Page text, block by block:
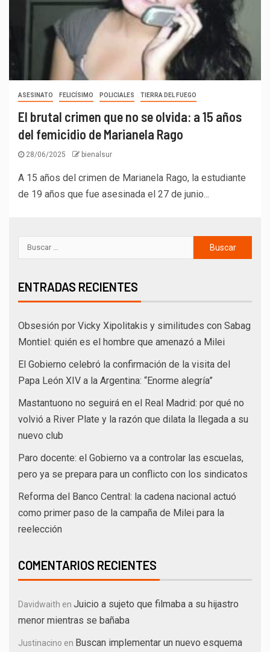
ASESINATO FELICÍSIMO POLICIALES TIERRA DEL FUEGO
El brutal crimen que no se olvida: a 15 años
del femicidio de Marianela Rago
28/06/2025 bienalsur
A 15 años del crimen de Marianela Rago, la estudiante
de 19 años que fue asesinada el 27 de junio...
ENTRADAS RECIENTES
Obsesión por Vicky Xipolitakis y similitudes con Sabag
Montiel: quién es el hombre que amenazó a Milei
El Gobierno celebró la confirmación de la visita del
Papa León XIV a la Argentina: “Enorme alegría”
Mastantuono no seguirá en el Real Madrid: por qué no
volvió a River Plate y la razón que dilata la llegada a su
nuevo club
Paro docente: el Gobierno va a controlar las escuelas,
pero ya se prepara para un conflicto con los sindicatos
Reforma del Banco Central: la cadena nacional actuó
como primer paso de la campaña de Milei para la
reelección
COMENTARIOS RECIENTES
Davidwaith en Juicio a sujeto que filmaba a su hijastro
menor mientras se bañaba
Justinacino en Buscan implementar un nuevo esquema